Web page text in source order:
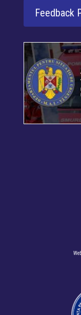
Feedback